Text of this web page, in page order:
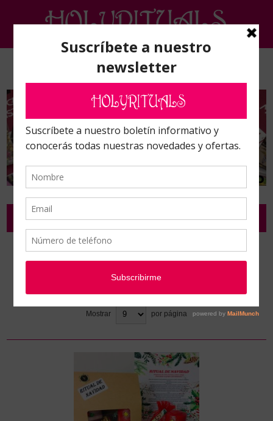
RITUALES PARA LA NAVIDAD Y VARIOS
Inicio / Rituales completos en pack / Rituales para la Navidad y varios
Mostrar por página